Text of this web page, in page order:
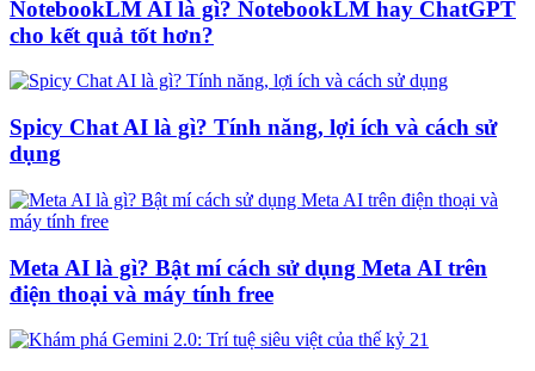
NotebookLM AI là gì? NotebookLM hay ChatGPT
cho kết quả tốt hơn?
Spicy Chat AI là gì? Tính năng, lợi ích và cách sử
dụng
Meta AI là gì? Bật mí cách sử dụng Meta AI trên
điện thoại và máy tính free